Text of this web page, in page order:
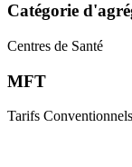
Catégorie
Centres de Santé
MFT
Tarifs